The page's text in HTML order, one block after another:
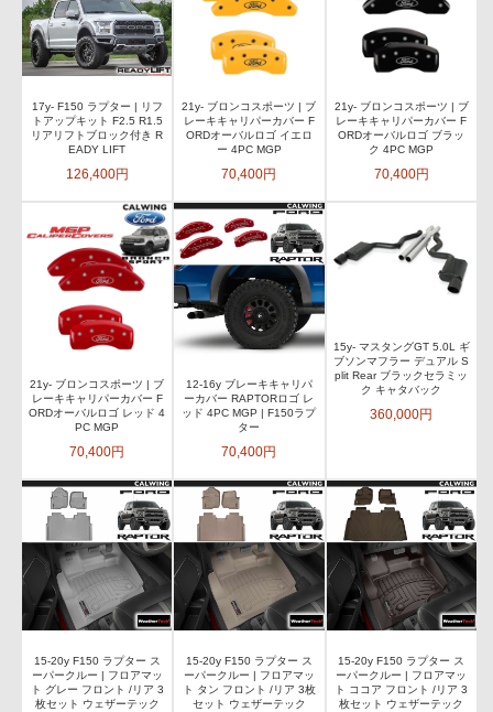
17y- F150 ラプター | リフ
トアップキット F2.5 R1.5
リアリフトブロック付き R
EADY LIFT
126,400円
21y- ブロンコスポーツ | ブ
レーキキャリパーカバー F
ORDオーバルロゴ イエロ
ー 4PC MGP
70,400円
21y- ブロンコスポーツ | ブ
レーキキャリパーカバー F
ORDオーバルロゴ ブラッ
ク 4PC MGP
70,400円
21y- ブロンコスポーツ | ブ
レーキキャリパーカバー F
ORDオーバルロゴ レッド 4
PC MGP
70,400円
12-16y ブレーキキャリパ
ーカバー RAPTORロゴ レ
ッド 4PC MGP | F150ラプ
ター
70,400円
15y- マスタングGT 5.0L ギ
ブソンマフラー デュアル S
plit Rear ブラックセラミッ
ク キャタバック
360,000円
15-20y F150 ラプター ス
ーパークルー | フロアマッ
ト グレー フロント /リア 3
枚セット ウェザーテック
15-20y F150 ラプター ス
ーパークルー | フロアマッ
ト タン フロント /リア 3枚
セット ウェザーテック
15-20y F150 ラプター ス
ーパークルー | フロアマッ
ト ココア フロント /リア 3
枚セット ウェザーテック